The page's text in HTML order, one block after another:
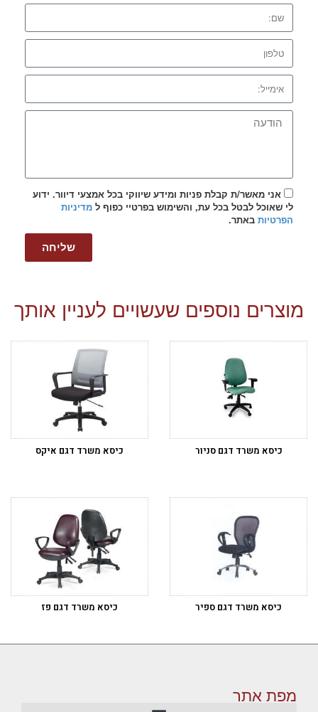
אני מאשר/ת קבלת פניות ומידע שיווקי בכל אמצעי דיוור. ידוע
לי שאוכל לבטל בכל עת, והשימוש בפרטיי כפוף ל מדיניות
הפרטיות באתר.
שליחה
מוצרים נוספים שעשויים לעניין אותך
כיסא משרד דגם סניור כיסא משרד דגם איקס
כיסא משרד דגם ספיר כיסא משרד דגם פז
מפת אתר